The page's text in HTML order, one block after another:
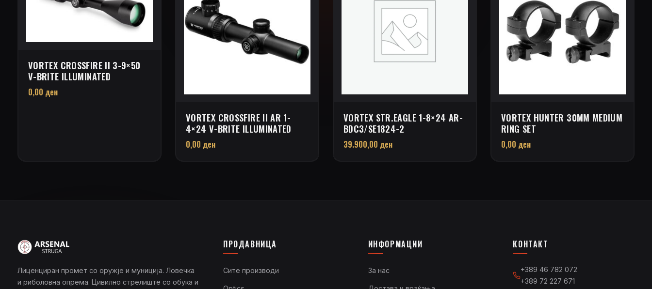
VORTEX CROSSFIRE II 3-9×50
V-BRITE ILLUMINATED
0,00 ден
VORTEX CROSSFIRE II AR 1-
4×24 V-BRITE ILLUMINATED
0,00 ден
VORTEX STR.EAGLE 1-8×24 AR-
BDC3/SE1824-2
39.900,00 ден
VORTEX HUNTER 30MM MEDIUM
RING SET
0,00 ден
Лиценциран промет со оружје и муниција. Ловечка
и риболовна опрема. Цивилно стрелиште со обука и
ПРОДАВНИЦА
Сите производи
ИНФОРМАЦИИ
За нас
КОНТАКТ
+389 46 782 072
+389 72 227 671